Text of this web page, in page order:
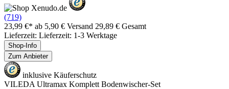
(719)
23,99 €* ab 5,90 € Versand 29,89 € Gesamt
Lieferzeit: Lieferzeit: 1-3 Werktage
Shop-Info
Zum Anbieter
inklusive Käuferschutz
VILEDA Ultramax Komplett Bodenwischer-Set